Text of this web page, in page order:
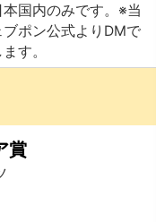
国内のみです。※当
ポン公式よりDMで
す。
賞